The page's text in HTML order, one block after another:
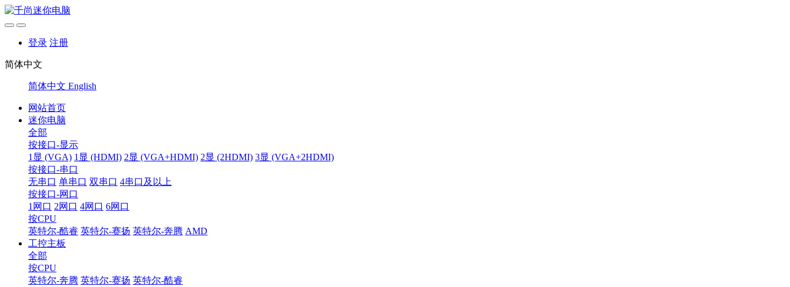
登录 注册
简体中文
简体中文 English
网站首页
迷你电脑
全部
按接口-显示
1显 (VGA) 1显 (HDMI) 2显 (VGA+HDMI) 2显 (2HDMI) 3显 (VGA+2HDMI)
按接口-串口
无串口 单串口 双串口 4串口及以上
按接口-网口
1网口 2网口 4网口 6网口
按CPU
英特尔-酷睿 英特尔-赛扬 英特尔-奔腾 AMD
工控主板
全部
按CPU
英特尔-奔腾 英特尔-赛扬 英特尔-酷睿